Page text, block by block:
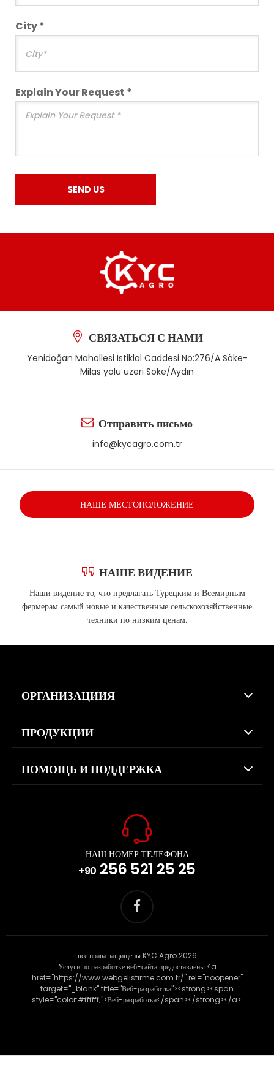
City *
Explain Your Request *
СВЯЗАТЬСЯ С НАМИ
Yenidoğan Mahallesi İstiklal Caddesi No:276/A Söke-
Milas yolu üzeri Söke/Aydın
Отправить письмо
info@kycagro.com.tr
НАШЕ МЕСТОПОЛОЖЕНИЕ
НАШЕ ВИДЕНИЕ
Наши видение то, что предлагать Турецким и Всемирным
фермерам самый новые и качественные сельскохозяйственные
техники по низким ценам.
ОРГАНИЗАЦИИЯ
ПРОДУКЦИИ
ПОМОЩЬ И ПОДДЕРЖКА
НАШ НОМЕР ТЕЛЕФОНА
+90 256 521 25 25
все права защищены KYC Agro 2026
Услуги по разработке веб-сайта предоставлены <a
href="https://www.webgelistirme.com.tr/" rel="noopener"
target="_blank" title="Веб-разработка"><strong><span
style="color:#ffffff;">Веб-разработка</span></strong></a>.